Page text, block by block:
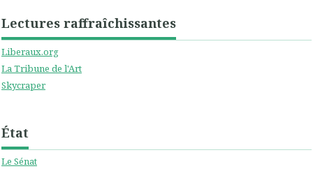
Lectures raffraîchissantes
Liberaux.org
La Tribune de l'Art
Skycraper
État
Le Sénat